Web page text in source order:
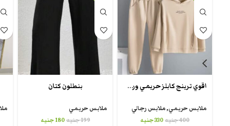
اقوي ترينج كابلز حريمي ورجالي
ملابس حريمي,ملابس رجالي
400جنيه330جنيه
بنطلون كتان
ملابس حريمي
199جنيه180 جنيه